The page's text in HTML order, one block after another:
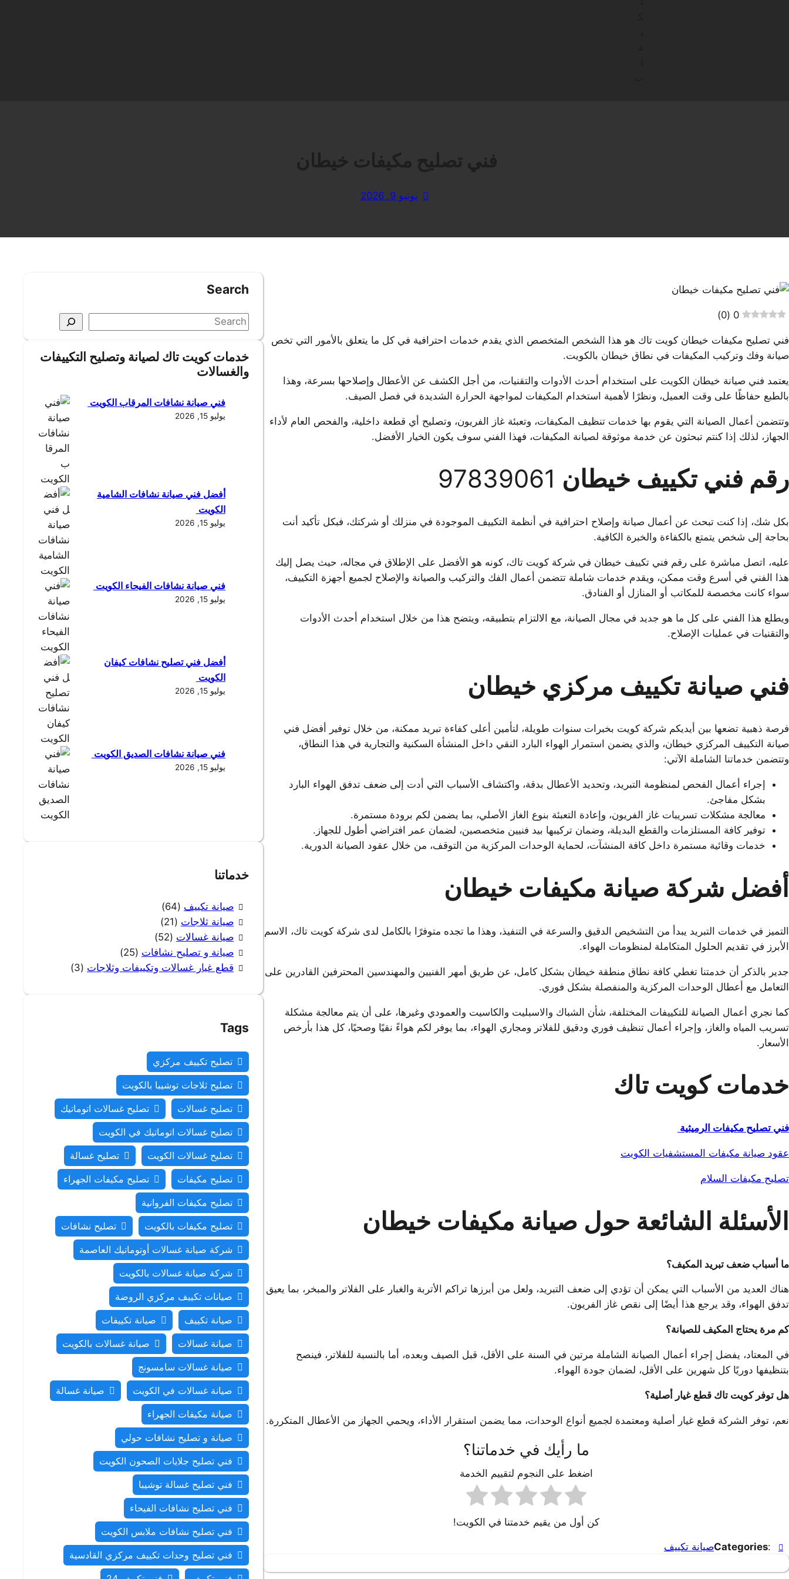
فني تصليح مكيفات خيطان
يونيو 9, 2026
0
(
0
)
فني تصليح مكيفات خيطان كويت تاك هو هذا الشخص المتخصص الذي يقدم خدمات احترافية في كل ما يتعلق بالأمور التي تخص
صيانة وفك وتركيب المكيفات في نطاق خيطان بالكويت.
يعتمد فني صيانة خيطان الكويت على استخدام أحدث الأدوات والتقنيات، من أجل الكشف عن الأعطال وإصلاحها بسرعة، وهذا
بالطبع حفاظًا على وقت العميل، ونظرًا لأهمية استخدام المكيفات لمواجهة الحرارة الشديدة في فصل الصيف.
وتتضمن أعمال الصيانة التي يقوم بها خدمات تنظيف المكيفات، وتعبئة غاز الفريون، وتصليح أي قطعة داخلية، والفحص العام لأداء
الجهاز، لذلك إذا كنتم تبحثون عن خدمة موثوقة لصيانة المكيفات، فهذا الفني سوف يكون الخيار الأفضل.
رقم فني تكييف خيطان 97839061
بكل شك، إذا كنت تبحث عن أعمال صيانة وإصلاح احترافية في أنظمة التكييف الموجودة في منزلك أو شركتك، فبكل تأكيد أنت
بحاجة إلى شخص يتمتع بالكفاءة والخبرة الكافية.
عليه، اتصل مباشرة على رقم فني تكييف خيطان في شركة كويت تاك، كونه هو الأفضل على الإطلاق في مجاله، حيث يصل إليك
هذا الفني في أسرع وقت ممكن، ويقدم خدمات شاملة تتضمن أعمال الفك والتركيب والصيانة والإصلاح لجميع أجهزة التكييف،
سواء كانت مخصصة للمكاتب أو المنازل أو الفنادق.
ويطلع هذا الفني على كل ما هو جديد في مجال الصيانة، مع الالتزام بتطبيقه، ويتضح هذا من خلال استخدام أحدث الأدوات
والتقنيات في عمليات الإصلاح.
فني صيانة تكييف مركزي خيطان
فرصة ذهبية تضعها بين أيديكم شركة كويت بخبرات سنوات طويلة، لتأمين أعلى كفاءة تبريد ممكنة، من خلال توفير أفضل فني
صيانة التكييف المركزي خيطان، والذي يضمن استمرار الهواء البارد النقي داخل المنشأة السكنية والتجارية في هذا النطاق،
وتتضمن خدماتنا الشاملة الآتي:
إجراء أعمال الفحص لمنظومة التبريد، وتحديد الأعطال بدقة، واكتشاف الأسباب التي أدت إلى ضعف تدفق الهواء البارد
بشكل مفاجئ.
معالجة مشكلات تسريبات غاز الفريون، وإعادة التعبئة بنوع الغاز الأصلي، بما يضمن لكم برودة مستمرة.
توفير كافة المستلزمات والقطع البديلة، وضمان تركيبها بيد فنيين متخصصين، لضمان عمر افتراضي أطول للجهاز.
خدمات وقائية مستمرة داخل كافة المنشآت، لحماية الوحدات المركزية من التوقف، من خلال عقود الصيانة الدورية.
أفضل شركة صيانة مكيفات خيطان
التميز في خدمات التبريد يبدأ من التشخيص الدقيق والسرعة في التنفيذ، وهذا ما تجده متوفرًا بالكامل لدى شركة كويت تاك، الاسم
الأبرز في تقديم الحلول المتكاملة لمنظومات الهواء.
جدير بالذكر أن خدمتنا تغطي كافة نطاق منطقة خيطان بشكل كامل، عن طريق أمهر الفنيين والمهندسين المحترفين القادرين على
التعامل مع أعطال الوحدات المركزية والمنفصلة بشكل فوري.
كما نجري أعمال الصيانة للتكييفات المختلفة، شأن الشباك والاسبليت والكاسيت والعمودي وغيرها، على أن يتم معالجة مشكلة
تسريب المياه والغاز، وإجراء أعمال تنظيف فوري ودقيق للفلاتر ومجاري الهواء، بما يوفر لكم هواءً نقيًا وصحيًا، كل هذا بأرخص
الأسعار.
خدمات كويت تاك
فني تصليح مكيفات الرميثية
عقود صيانة مكيفات المستشفيات الكويت
تصليح مكيفات السلام
الأسئلة الشائعة حول صيانة مكيفات خيطان
ما أسباب ضعف تبريد المكيف؟
هناك العديد من الأسباب التي يمكن أن تؤدي إلى ضعف التبريد، ولعل من أبرزها تراكم الأتربة والغبار على الفلاتر والمبخر، بما يعيق
تدفق الهواء، وقد يرجع هذا أيضًا إلى نقص غاز الفريون.
كم مرة يحتاج المكيف للصيانة؟
في المعتاد، يفضل إجراء أعمال الصيانة الشاملة مرتين في السنة على الأقل، قبل الصيف وبعده، أما بالنسبة للفلاتر، فينصح
بتنظيفها دوريًا كل شهرين على الأقل، لضمان جودة الهواء.
هل توفر كويت تاك قطع غيار أصلية؟
نعم، توفر الشركة قطع غيار أصلية ومعتمدة لجميع أنواع الوحدات، مما يضمن استقرار الأداء، ويحمي الجهاز من الأعطال المتكررة.
ما رأيك في خدماتنا؟
اضغط على النجوم لتقييم الخدمة
كن أول من يقيم خدمتنا في الكويت!
Categories: صيانة تكييف
Search
S
c
خدمات كويت تاك لصيانة وتصليح التكييفات
والغسالات
فني صيانة نشافات المرقاب الكويت
يوليو 15, 2026
أفضل فني صيانة نشافات الشامية
الكويت
يوليو 15, 2026
فني صيانة نشافات الفيحاء الكويت
يوليو 15, 2026
أفضل فني تصليح نشافات كيفان
الكويت
يوليو 15, 2026
فني صيانة نشافات الصديق الكويت
يوليو 15, 2026
خدماتنا
صيانة تكييف (64)
صيانة ثلاجات (21)
صيانة غسالات (52)
صيانة و تصليح نشافات (25)
قطع غيار غسالات وتكييفات وثلاجات (3)
Tags
تصليح تكييف مركزي
تصليح ثلاجات توشيبا بالكويت
تصليح غسالات
تصليح غسالات اتوماتيك
تصليح غسالات اتوماتيك في الكويت
تصليح غسالات الكويت
تصليح غسالة
تصليح مكيفات
تصليح مكيفات الجهراء
تصليح مكيفات الفروانية
تصليح مكيفات بالكويت
تصليح نشافات
شركة صيانة غسالات أوتوماتيك العاصمة
شركة صيانة غسالات بالكويت
صيانات تكييف مركزي الروضة
صيانة تكييف
صيانة تكييفات
صيانة غسالات
صيانة غسالات بالكويت
صيانة غسالات سامسونج
صيانة غسالات في الكويت
صيانة غسالة
صيانة مكيفات الجهراء
صيانة و تصليح نشافات حولي
فني تصليح جلايات الصحون الكويت
فني تصليح غسالة توشيبا
فني تصليح نشافات الفيحاء
فني تصليح نشافات ملابس الكويت
فني تصليح وحدات تكييف مركزي القادسية